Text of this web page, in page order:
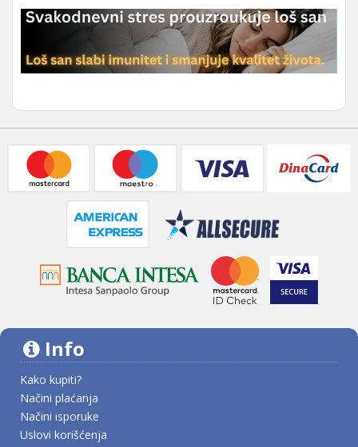
Info
Kako kupiti?
Načini plaćanja
Načini isporuke
Uslovi korišćenja